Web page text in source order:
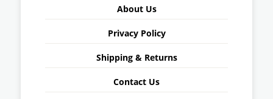
About Us
Privacy Policy
Shipping & Returns
Contact Us